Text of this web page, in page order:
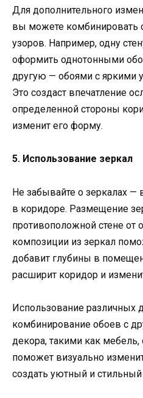
Для дополнительного
вы можете комбинировать
узоров. Например, одну
оформить однотонными
другую — обоями с яркими
Это создаст впечатление
определенной стороны
изменит его форму.
5. Использование зеркал
Не забывайте о зеркалах
в коридоре. Размещение
противоположной стене от
композиции из зеркал
добавит глубины в
расширит коридор и
Использование различных
комбинирование обоев с
декора, такими как
поможет визуально
создать уютный и